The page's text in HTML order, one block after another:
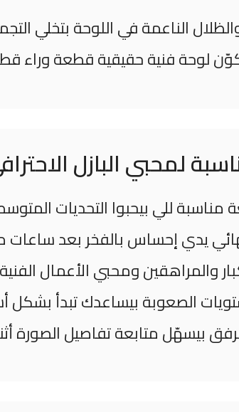
الناعمة في اللوحة بتخلي
لوحة فنية حقيقية قطعة وراء
لمحبي البازل
يدي إحساس بالفخر بعد ساعات
والمراهقين ومحبي الأعمال الفنية
الصعوبة بيساعدك تبدأ بشكل
بيسهّل متابعة تفاصيل الصورة